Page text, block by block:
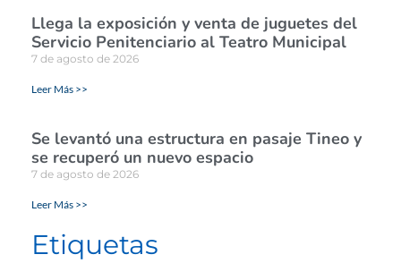
Llega la exposición y venta de juguetes del
Servicio Penitenciario al Teatro Municipal
7 de agosto de 2026
Leer Más >>
Se levantó una estructura en pasaje Tineo y
se recuperó un nuevo espacio
7 de agosto de 2026
Leer Más >>
Etiquetas